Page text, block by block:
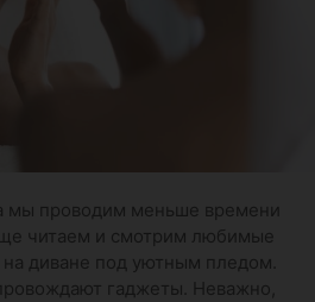
мы проводим меньше времени
читаем и смотрим любимые
диване под уютным пледом.
гаджеты. Неважно,